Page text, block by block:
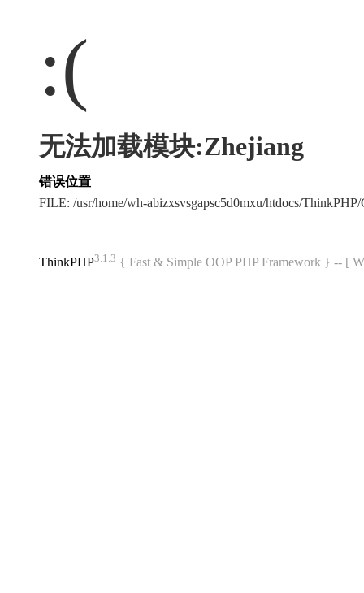
:(
无法加载模块:Zhejiang
错误位置
FILE: /usr/home/wh-abizxsvsgapsc5d0mxu/htdocs/
ThinkPHP3.1.3 { Fast & Simple OOP PHP Framework } -- [